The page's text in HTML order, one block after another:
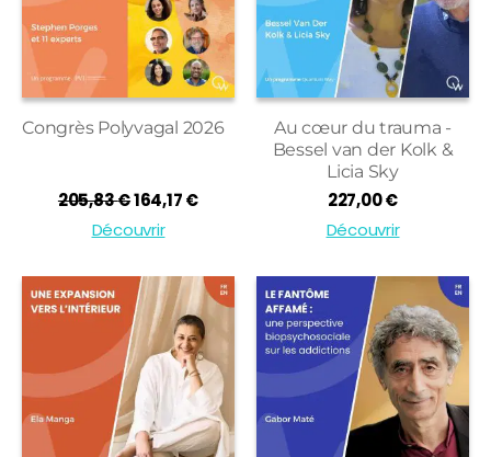
Congrès Polyvagal 2026
205,83€Le
initial
205,83 €.
164,17€Le
164,17 €.
Découvrir
Au cœur du trauma -
Bessel van der Kolk &
Licia Sky
227,00€
Découvrir